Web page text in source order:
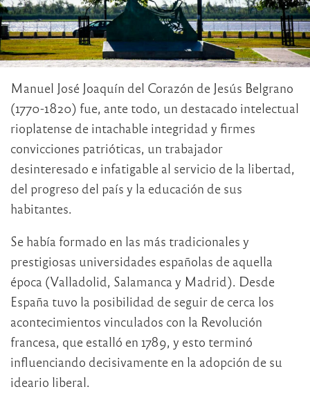
Manuel José Joaquín del Corazón de Jesús Belgrano
(1770-1820) fue, ante todo, un destacado intelectual
rioplatense de intachable integridad y firmes
convicciones patrióticas, un trabajador
desinteresado e infatigable al servicio de la libertad,
del progreso del país y la educación de sus
habitantes.
Se había formado en las más tradicionales y
prestigiosas universidades españolas de aquella
época (Valladolid, Salamanca y Madrid). Desde
España tuvo la posibilidad de seguir de cerca los
acontecimientos vinculados con la Revolución
francesa, que estalló en 1789, y esto terminó
influenciando decisivamente en la adopción de su
ideario liberal.